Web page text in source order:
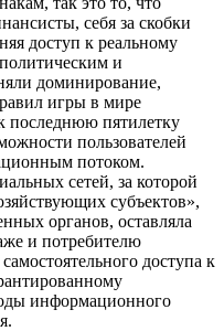
себя за скобки
доступ к реальному
и
доминирование,
игры в мире
последнюю пятилетку
пользователей
потоком.
сетей, за которой
субъектов»,
органов, оставляла
и потребителю
доступа к
информационного